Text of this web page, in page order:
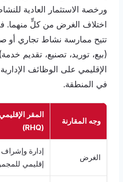
ورخصة الاستثمار العادية
اختلاف الغرض من كلٍّ منهما.
تتيح ممارسة نشاط تجاري أو
(بيع، توريد، تصنيع، تقديم
الإقليمي على الوظائف
في المنطقة.
وجه المقارنة
المقر الإقليمي
(RHQ)
الغرض
إدارة وإشراف
إقليمي